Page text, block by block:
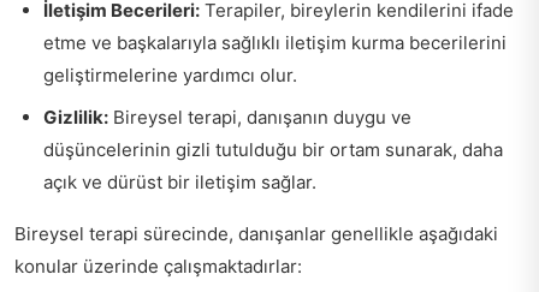
İletişim Becerileri: Terapiler, bireylerin kendilerini ifade
etme ve başkalarıyla sağlıklı iletişim kurma becerilerini
geliştirmelerine yardımcı olur.
Gizlilik: Bireysel terapi, danışanın duygu ve
düşüncelerinin gizli tutulduğu bir ortam sunarak, daha
açık ve dürüst bir iletişim sağlar.
Bireysel terapi sürecinde, danışanlar genellikle aşağıdaki
konular üzerinde çalışmaktadırlar: